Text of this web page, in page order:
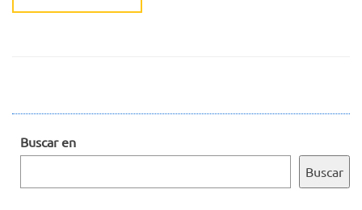
Buscar en
Buscar